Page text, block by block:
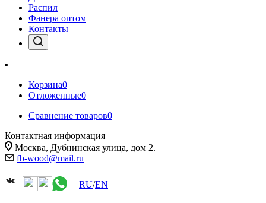
Распил
Фанера оптом
Контакты
Корзина0
Отложенные0
Сравнение товаров0
Контактная информация
Москва, Дубнинская улица, дом 2.
fb-wood@mail.ru
RU/EN